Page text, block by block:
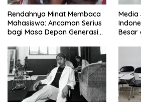
Rendahnya Minat Membaca
Mahasiswa: Ancaman Serius
bagi Masa Depan Generasi
Media
Besar